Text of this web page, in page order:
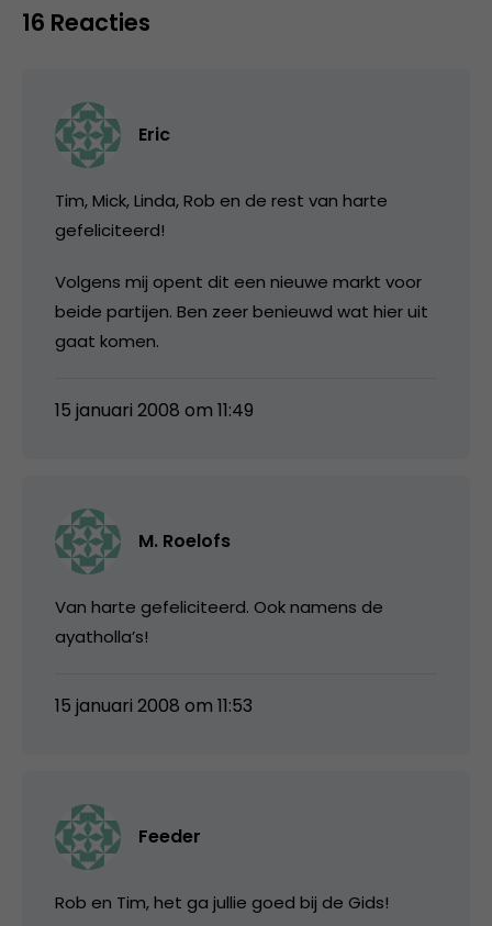
16 Reacties
Eric
Tim, Mick, Linda, Rob en de rest van harte
gefeliciteerd!
Volgens mij opent dit een nieuwe markt voor
beide partijen. Ben zeer benieuwd wat hier uit
gaat komen.
15 januari 2008 om 11:49
M. Roelofs
Van harte gefeliciteerd. Ook namens de
ayatholla’s!
15 januari 2008 om 11:53
Feeder
Rob en Tim, het ga jullie goed bij de Gids!